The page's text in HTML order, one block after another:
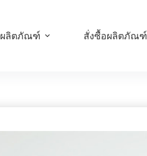
ผลิตภัณฑ์ สั่งซื้อผลิตภัณฑ์